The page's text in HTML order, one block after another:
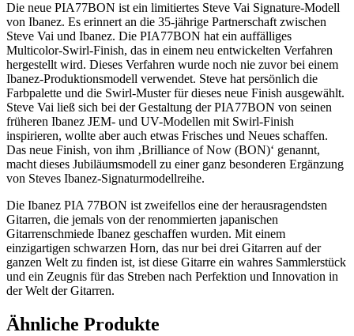
Die neue PIA77BON ist ein limitiertes Steve Vai Signature-Modell
von Ibanez. Es erinnert an die 35-jährige Partnerschaft zwischen
Steve Vai und Ibanez. Die PIA77BON hat ein auffälliges
Multicolor-Swirl-Finish, das in einem neu entwickelten Verfahren
hergestellt wird. Dieses Verfahren wurde noch nie zuvor bei einem
Ibanez-Produktionsmodell verwendet. Steve hat persönlich die
Farbpalette und die Swirl-Muster für dieses neue Finish ausgewählt.
Steve Vai ließ sich bei der Gestaltung der PIA77BON von seinen
früheren Ibanez JEM- und UV-Modellen mit Swirl-Finish
inspirieren, wollte aber auch etwas Frisches und Neues schaffen.
Das neue Finish, von ihm ‚Brilliance of Now (BON)‘ genannt,
macht dieses Jubiläumsmodell zu einer ganz besonderen Ergänzung
von Steves Ibanez-Signaturmodellreihe.
Die Ibanez PIA 77BON ist zweifellos eine der herausragendsten
Gitarren, die jemals von der renommierten japanischen
Gitarrenschmiede Ibanez geschaffen wurden. Mit einem
einzigartigen schwarzen Horn, das nur bei drei Gitarren auf der
ganzen Welt zu finden ist, ist diese Gitarre ein wahres Sammlerstück
und ein Zeugnis für das Streben nach Perfektion und Innovation in
der Welt der Gitarren.
Ähnliche Produkte